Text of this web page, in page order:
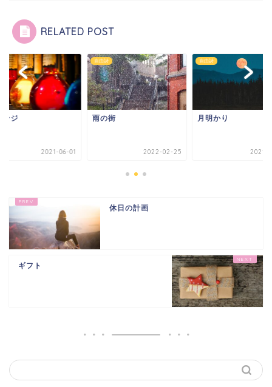
RELATED POST
ンジ
2021-06-01
自由詩
雨の街
2022-02-25
自由詩
月明かり
2021-
休日の計画
ギフト